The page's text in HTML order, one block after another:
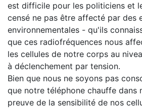
est difficile pour les politiciens et
censé ne pas être affecté par des
environnementales - qu'ils
que ces radiofréquences nous
les cellules de notre corps au
à déclenchement par tension.
Bien que nous ne soyons pas
que notre téléphone chauffe dans
preuve de la sensibilité de nos